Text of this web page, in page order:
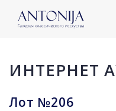
ИНТЕРНЕТ
Лот №206